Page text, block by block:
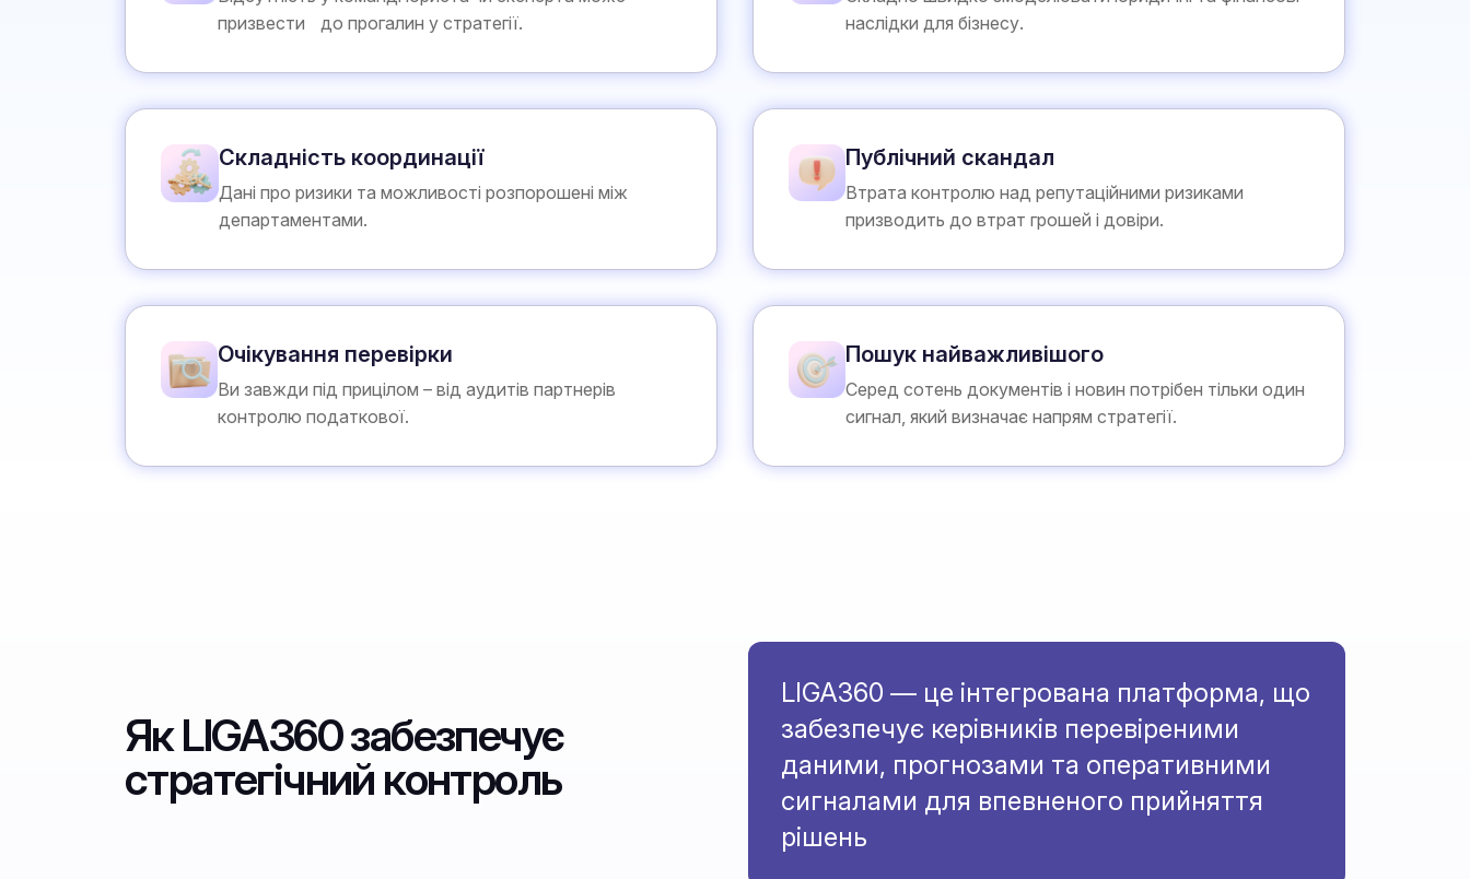
призвести до прогалин у стратегії.
наслідки для бізнесу.
Складність координації
Дані про ризики та можливості розпорошені між
департаментами.
Публічний скандал
Втрата контролю над репутаційними ризиками
призводить до втрат грошей і довіри.
Очікування перевірки
Ви завжди під прицілом – від аудитів партнерів
контролю податкової.
Пошук найважливішого
Серед сотень документів і новин потрібен тільки один
сигнал, який визначає напрям стратегії.
Як LIGA360 забезпечує
стратегічний контроль
LIGA360 — це інтегрована платформа, що
забезпечує керівників перевіреними
даними, прогнозами та оперативними
сигналами для впевненого прийняття
рішень